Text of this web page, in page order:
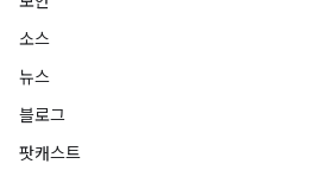
소스
뉴스
블로그
팟캐스트